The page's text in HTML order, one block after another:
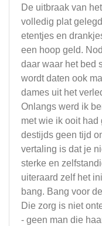
De uitbraak van
volledig plat
etentjes en
een hoop geld.
daar waar het bed
wordt daten ook
dames uit het
Onlangs werd ik
met wie ik ooit had
destijds geen tijd
vertaling is dat je
sterke en
uiteraard zelf het
bang. Bang voor
Die zorg is niet
- geen man die